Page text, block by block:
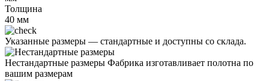
Толщина
40 мм
Указанные размеры — стандартные и доступны со склада.
Нестандартные размеры Фабрика изготавливает полотна по
вашим размерам